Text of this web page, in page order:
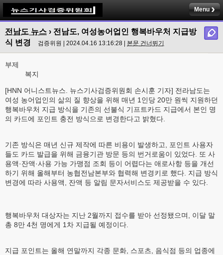
Menu
전남도 뉴스 › 전남도, 여성농어업인 행복바우처 지급방
식 변경
검증위원 | 2024.04.16 13:16:28 | 본문 건너뛰기
부제
복지
[HNN 어니스트뉴스. 뉴스기사검증위원회 손시훈 기자] 전라남도는
여성 농어업인의 삶의 질 향상을 위해 매년 1인당 20만 원씩 지원하던
행복바우처 지급 방식을 기존의 선불식 기프트카드 지급에서 본인 명
의 카드에 포인트 충전 방식으로 변경한다고 밝혔다.
기존 방식은 매년 신규 제작에 따른 비용이 발생하고, 포인트 사용자
들도 카드 발급을 위해 금융기관 방문 등의 번거로움이 있었다. 또 사
용액·잔액·사용 가능 가맹점 조회 등이 어렵다는 애로사항 등을 개선
하기 위해 올해부터 농협전남본부와 협력해 변경키로 했다. 지급 방식
변경에 따라 사용액, 잔액 등 알림 문자서비스도 제공받을 수 있다.
행복바우처 대상자는 지난 2월까지 접수를 받아 선정됐으며, 이달 말
총 8만 4천 명에게 1차 지급될 예정이다.
지급 포인트는 올해 연말까지 각종 문화, 스포츠, 음식점 등의 업종에